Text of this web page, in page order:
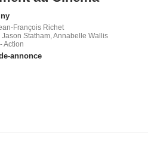
François Richet
Jason Statham, Annabelle Wallis
Action
annonce